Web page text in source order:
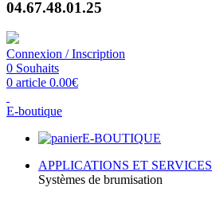
04.67.48.01.25
Connexion / Inscription
0 Souhaits
0 article 0.00€
E-boutique
E-BOUTIQUE
APPLICATIONS ET SERVICES
Systèmes de brumisation